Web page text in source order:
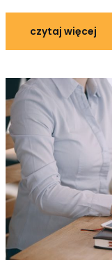
czytaj więcej